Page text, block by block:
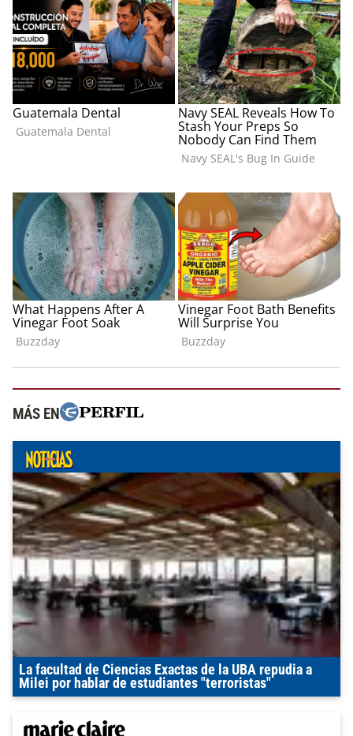
MÁS EN
La facultad de Ciencias Exactas de la UBA repudia a
Milei por hablar de estudiantes "terroristas"